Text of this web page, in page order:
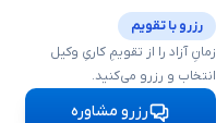
رزرو با تقویم
زمانِ آزاد را از تقویمِ کاریِ وکیل
انتخاب و رزرو می‌کنید.
رزرو مشاوره